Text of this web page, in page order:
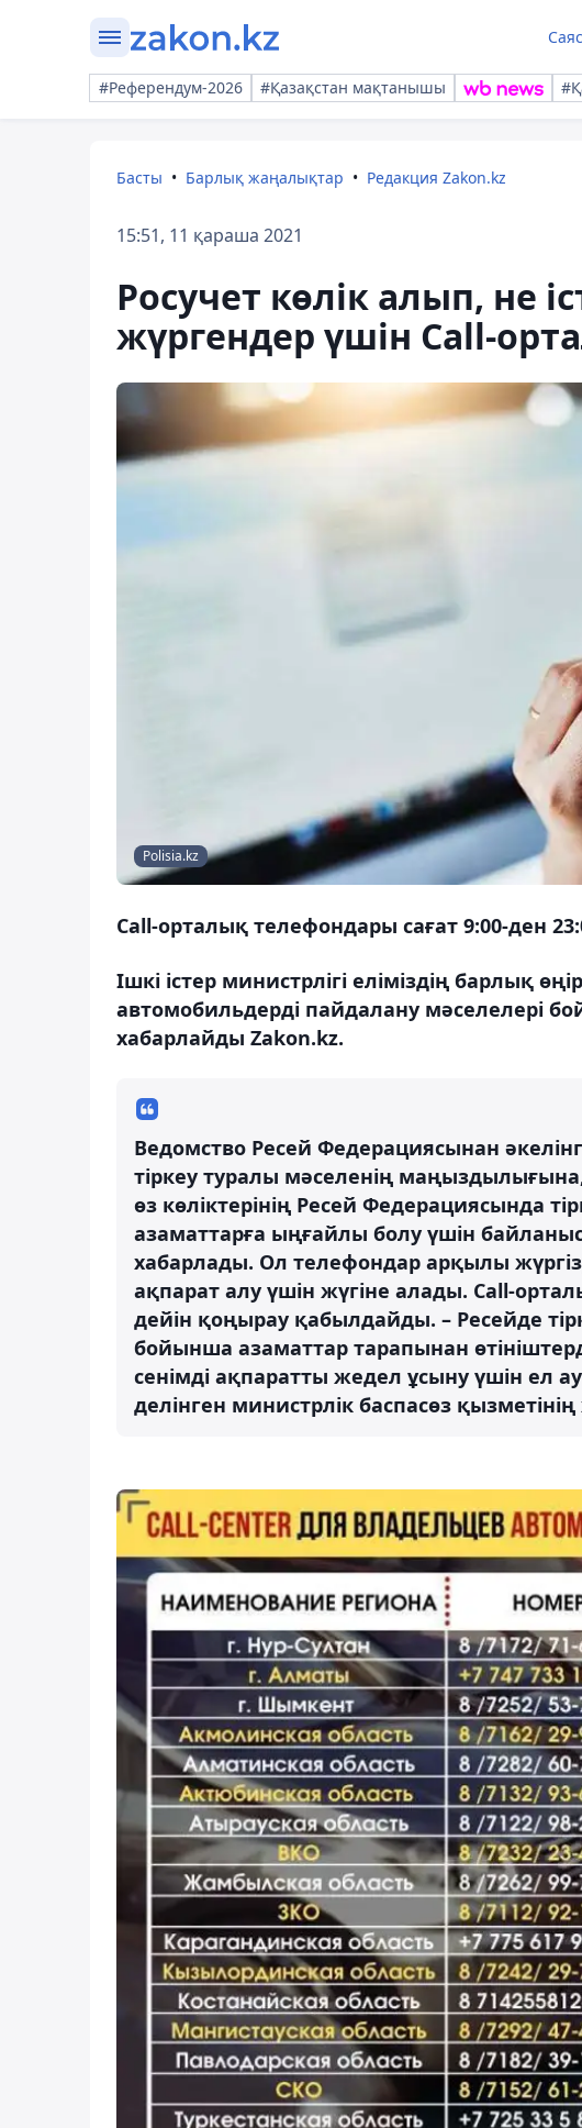
#Референдум-2026 #Қазақстан мақтанышы
Басты Барлық жаңалықтар Редакция Zakon.kz
15:51, 11 қараша 2021
Росучет көлік алып, не
жүргендер үшін Call-
Polisia.kz
Call-орталық телефондары сағат 9:00-ден
Ішкі істер министрлігі еліміздің барлық
автомобильдерді пайдалану мәселелері
хабарлайды Zakon.kz.
Ведомство Ресей Федерациясынан
тіркеу туралы мәселенің
өз көліктерінің Ресей Федерациясында
азаматтарға ыңғайлы болу үшін
хабарлады. Ол телефондар арқылы
ақпарат алу үшін жүгіне алады. Call-
дейін қоңырау қабылдайды. – Ресейде
бойынша азаматтар тарапынан
сенімді ақпаратты жедел ұсыну үшін ел
делінген министрлік баспасөз